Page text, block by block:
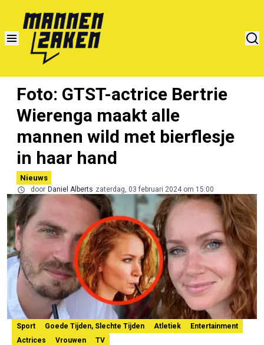
Foto: GTST-actrice Bertrie
Wierenga maakt alle
mannen wild met bierflesje
in haar hand
Nieuws
door Daniel Alberts zaterdag, 03 februari 2024 om 15:00
Sport Goede Tijden, Slechte Tijden Atletiek
Entertainment
Actrices
Vrouwen TV